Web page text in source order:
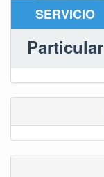
SERVICIO
Particular